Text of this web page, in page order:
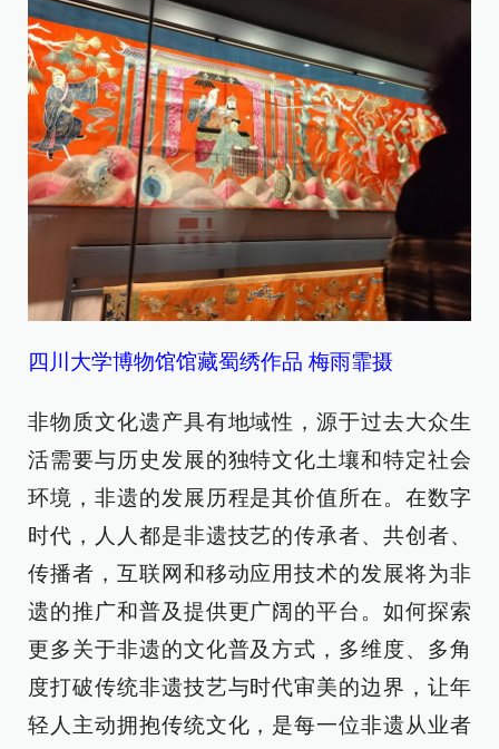
四川大学博物馆馆藏蜀绣作品 梅雨霏摄
非物质文化遗产具有地域性，源于过去大众生
活需要与历史发展的独特文化土壤和特定社会
环境，非遗的发展历程是其价值所在。在数字
时代，人人都是非遗技艺的传承者、共创者、
传播者，互联网和移动应用技术的发展将为非
遗的推广和普及提供更广阔的平台。如何探索
更多关于非遗的文化普及方式，多维度、多角
度打破传统非遗技艺与时代审美的边界，让年
轻人主动拥抱传统文化，是每一位非遗从业者